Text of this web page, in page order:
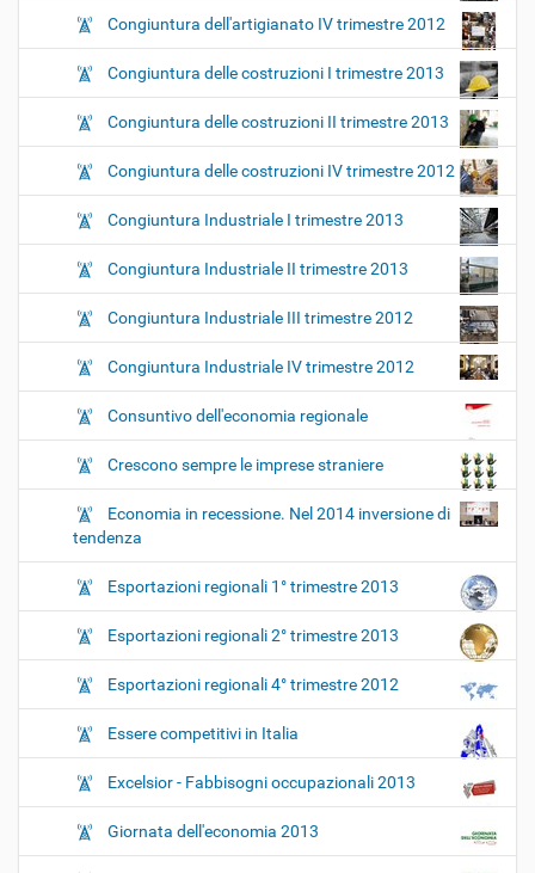
Congiuntura dell'artigianato IV trimestre 2012
Congiuntura delle costruzioni I trimestre 2013
Congiuntura delle costruzioni II trimestre 2013
Congiuntura delle costruzioni IV trimestre 2012
Congiuntura Industriale I trimestre 2013
Congiuntura Industriale II trimestre 2013
Congiuntura Industriale III trimestre 2012
Congiuntura Industriale IV trimestre 2012
Consuntivo dell'economia regionale
Crescono sempre le imprese straniere
Economia in recessione. Nel 2014 inversione di
tendenza
Esportazioni regionali 1° trimestre 2013
Esportazioni regionali 2° trimestre 2013
Esportazioni regionali 4° trimestre 2012
Essere competitivi in Italia
Excelsior - Fabbisogni occupazionali 2013
Giornata dell'economia 2013